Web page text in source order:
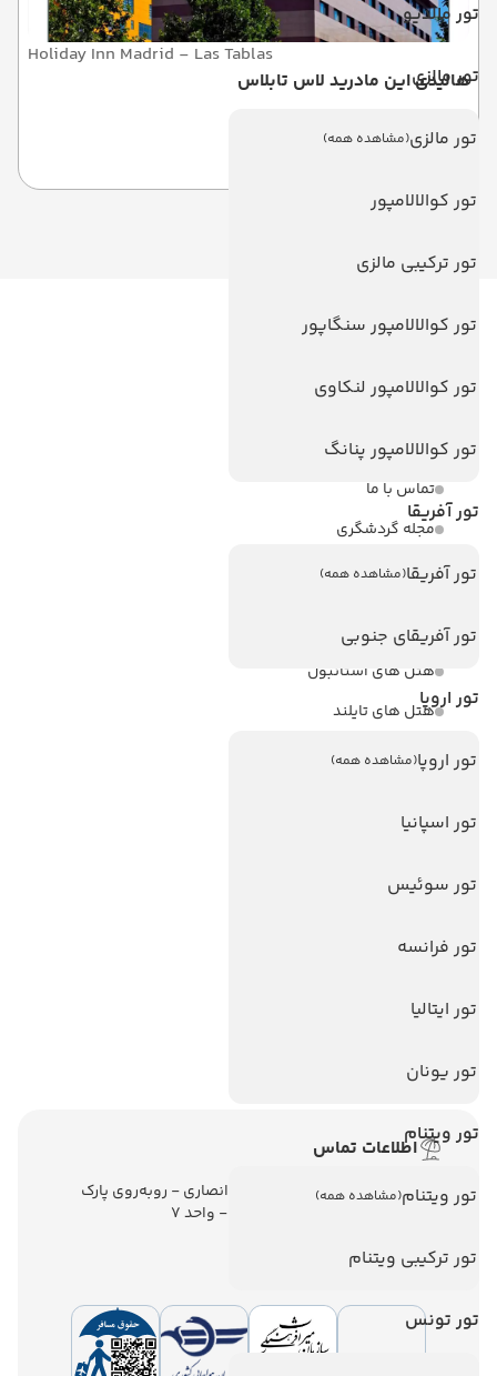
تور مالدیو
تور مالزی
تور مالزی(مشاهده همه)
تور کوالالامپور
تور ترکیبی مالزی
تور کوالالامپور سنگاپور
تور کوالالامپور لنکاوی
تور کوالالامپور پنانگ
تور آفریقا
تور آفریقا(مشاهده همه)
تور آفریقای جنوبی
تور اروپا
تور اروپا(مشاهده همه)
تور اسپانیا
تور سوئیس
تور فرانسه
تور ایتالیا
تور یونان
تور ویتنام
تور ویتنام(مشاهده همه)
تور ترکیبی ویتنام
تور تونس
Holiday Inn Madrid - Las Tablas
هالیدی این مادرید لاس تابلاس
اسپانیا
لینک های مفید
درباره ما
تماس با ما
مجله گردشگری
هتل های آنتالیا
هتل های استانبول
هتل های تایلند
هتل های اندونزی
تور استانبول
تور بالی
اطلاعات تماس
تهران - ولیعصر - نبش کوچه انصاری - روبه‌روی پارک
ملت - برج ملت - طبقه ششم - واحد 7